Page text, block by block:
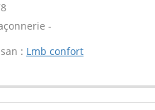
-
: Lmb confort